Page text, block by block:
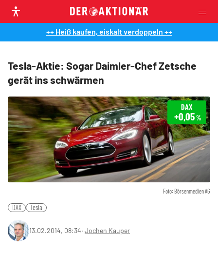
++ Heiß kaufen, eiskalt verdoppeln ++
Tesla-Aktie: Sogar Daimler-Chef Zetsche
gerät ins schwärmen
Foto: Börsenmedien AG
DAX
+0,05%
DAX Tesla
13.02.2014, 08:34‧ Jochen Kauper